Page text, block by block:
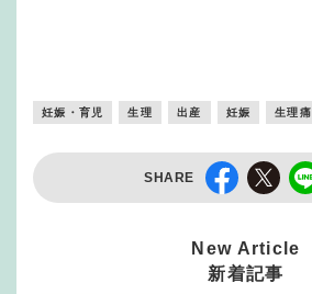
妊娠・育児 生理 出産 妊娠 生理痛
SHARE
New Article
新着記事